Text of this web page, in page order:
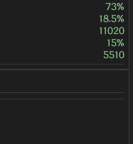
73%
18.5%
11020
15%
5510